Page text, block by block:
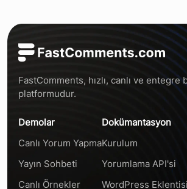
FastComments, hızlı, canlı ve entegre
platformudur.
Demolar
Canlı Yorum Yapma
Yayın Sohbeti
Canlı Örnekler
Dokümantasyon
Kurulum
Yorumlama API'si
WordPress Eklentisi